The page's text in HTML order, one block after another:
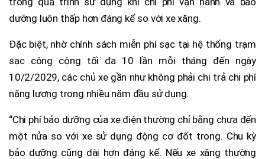
dưỡng luôn thấp hơn đáng kể so với xe xăng.
Đặc biệt, nhờ chính sách miễn phí sạc tại hệ thống trạm
sạc công cộng tối đa 10 lần mỗi tháng đến ngày
10/2/2029, các chủ xe gần như không phải chi trả chi phí
năng lượng trong nhiều năm đầu sử dụng.
“Chi phí bảo dưỡng của xe điện thường chỉ bằng chưa đến
một nửa so với xe sử dụng động cơ đốt trong. Chu kỳ
bảo dưỡng cũng dài hơn đáng kể. Nếu xe xăng thường